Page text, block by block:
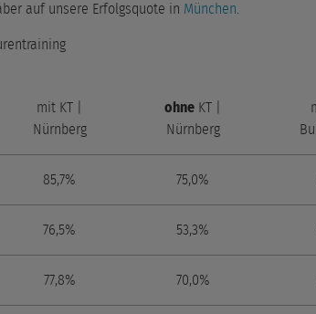
auf unsere Erfolgsquote in München
mit KT |
Nürnberg
ohne KT |
Nürnberg
85,7% 75,0%
76,5% 53,3%
77,8% 70,0%